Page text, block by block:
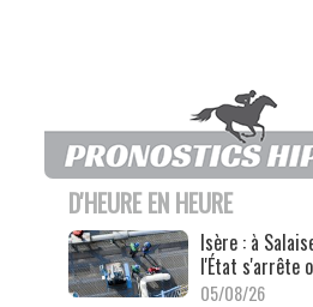
D'HEURE EN HEURE
Isère : à
l'État s'arrête
05/08/26